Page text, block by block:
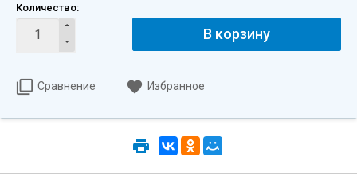
Количество:
В корзину
Сравнение Избранное